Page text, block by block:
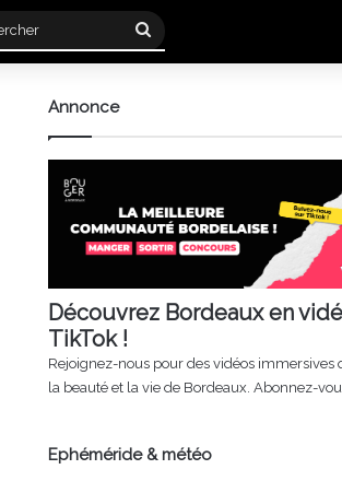
Rechercher
Annonce
Découvrez Bordeaux en
TikTok !
Rejoignez-nous pour des vidéos immersives
la beauté et la vie de Bordeaux. Abonnez-
Ephéméride & météo